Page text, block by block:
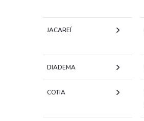
JACAREÍ
DIADEMA
COTIA